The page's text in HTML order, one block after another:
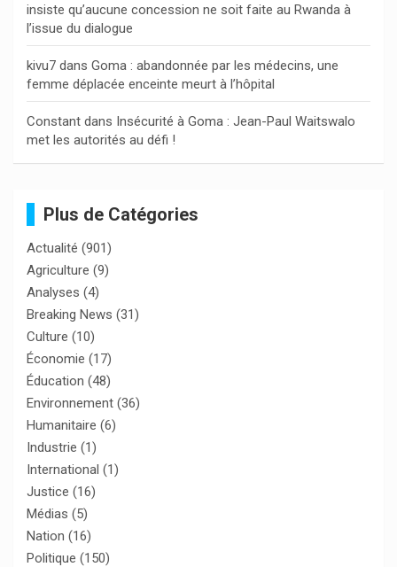
insiste qu’aucune concession ne soit faite au Rwanda à
l’issue du dialogue
kivu7 dans Goma : abandonnée par les médecins, une
femme déplacée enceinte meurt à l’hôpital
Constant dans Insécurité à Goma : Jean-Paul Waitswalo
met les autorités au défi !
Plus de Catégories
Actualité (901)
Agriculture (9)
Analyses (4)
Breaking News (31)
Culture (10)
Économie (17)
Éducation (48)
Environnement (36)
Humanitaire (6)
Industrie (1)
International (1)
Justice (16)
Médias (5)
Nation (16)
Politique (150)